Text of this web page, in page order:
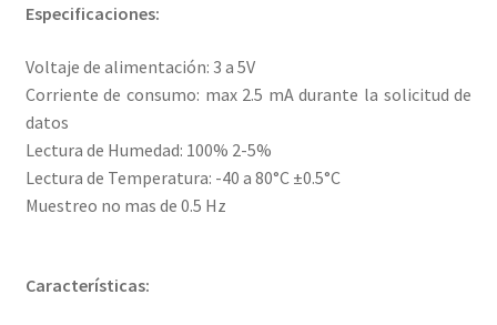
Especificaciones:
Voltaje de alimentación: 3 a 5V
Corriente de consumo: max 2.5 mA durante la solicitud de
datos
Lectura de Humedad: 100% 2-5%
Lectura de Temperatura: -40 a 80°C ±0.5°C
Muestreo no mas de 0.5 Hz
Características: